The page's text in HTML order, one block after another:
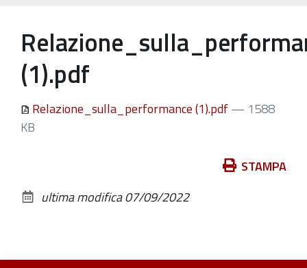
(1).pdf
Relazione_sulla_performance (1).pdf— 1588
KB
documento
STAMPA
ultima modifica07/09/2022